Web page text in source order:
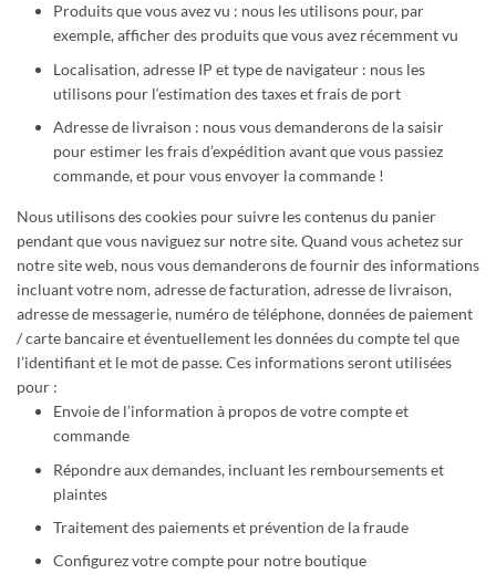
Produits que vous avez vu : nous les utilisons pour, par
exemple, afficher des produits que vous avez récemment vu
Localisation, adresse IP et type de navigateur : nous les
utilisons pour l‘estimation des taxes et frais de port
Adresse de livraison : nous vous demanderons de la saisir
pour estimer les frais d’expédition avant que vous passiez
commande, et pour vous envoyer la commande !
Nous utilisons des cookies pour suivre les contenus du panier
pendant que vous naviguez sur notre site. Quand vous achetez sur
notre site web, nous vous demanderons de fournir des informations
incluant votre nom, adresse de facturation, adresse de livraison,
adresse de messagerie, numéro de téléphone, données de paiement
/ carte bancaire et éventuellement les données du compte tel que
l’identifiant et le mot de passe. Ces informations seront utilisées
pour :
Envoie de l’information à propos de votre compte et
commande
Répondre aux demandes, incluant les remboursements et
plaintes
Traitement des paiements et prévention de la fraude
Configurez votre compte pour notre boutique